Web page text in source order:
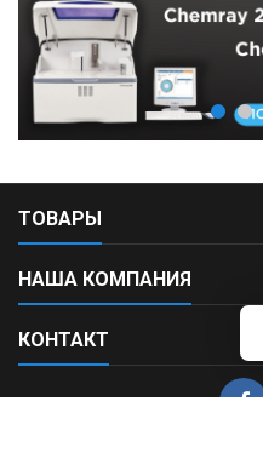
ТОВАРЫ
НАША КОМПАНИЯ
КОНТАКТ